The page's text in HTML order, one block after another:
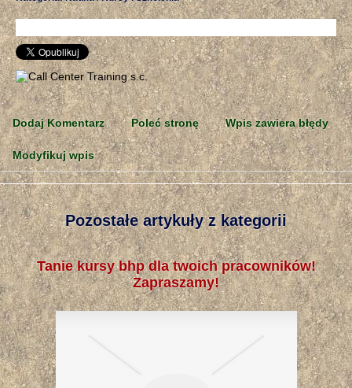
Dodaj Komentarz Poleć stronę Wpis zawiera błędy
Modyfikuj wpis
Pozostałe artykuły z kategorii
Tanie kursy bhp dla twoich pracowników!
Zapraszamy!